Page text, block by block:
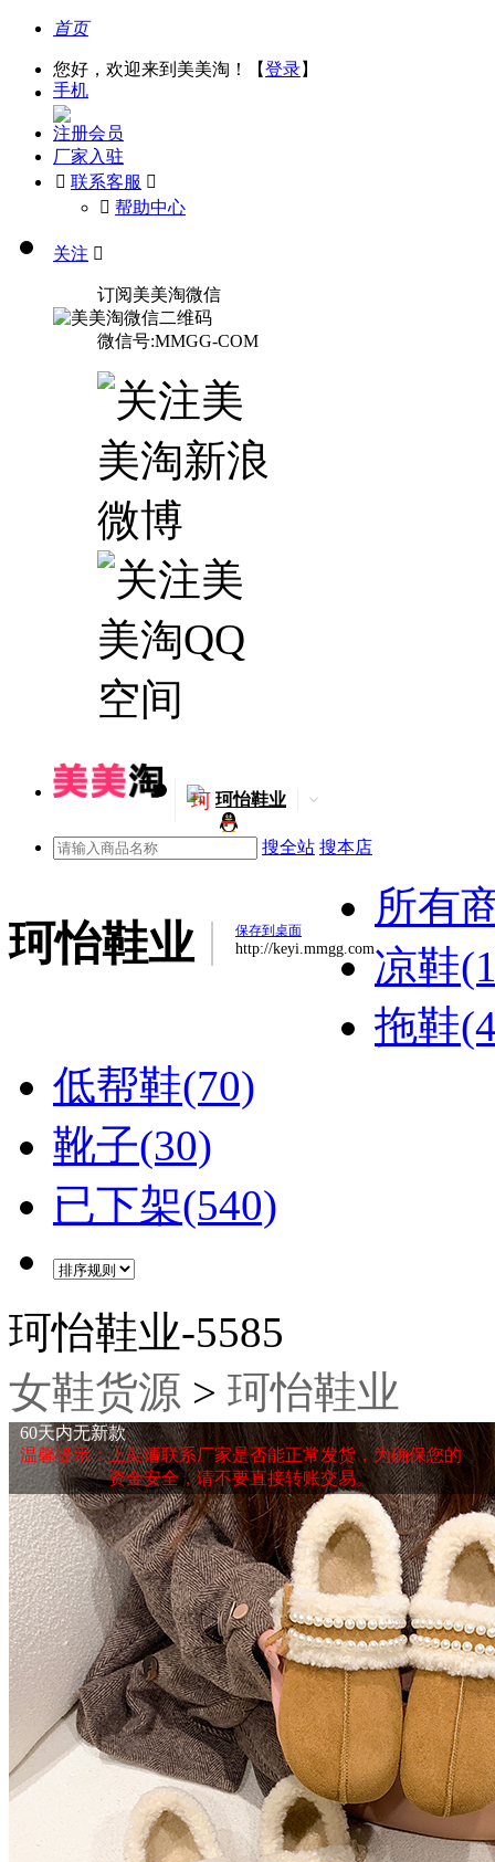
首页
您好，欢迎来到美美淘！【登录】
手机
注册会员
厂家入驻
 联系客服 
󰅃 帮助中心
关注 
订阅美美淘微信
微信号:MMGG-COM
珂 珂怡鞋业
搜全站 搜本店
珂怡鞋业 保存到桌面
http://keyi.mmgg.com
所有
凉鞋
拖鞋
低帮鞋(70)
靴子(30)
已下架(540)
珂怡鞋业-5585
女鞋货源 > 珂怡鞋业
60天内无新款
温馨提示：上架请联系厂家是否能正常发货，为确保您的
资金安全，请不要直接转账交易。